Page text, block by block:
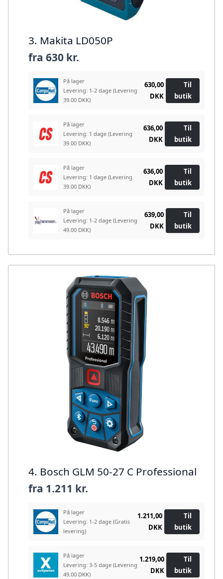
3. Makita LD050P
fra 630 kr.
På lager
Levering: 1-2 dage (Levering
39.00 DKK)
630,00
DKK
Til
butik
På lager
Levering: 1 dage (Levering
39.00 DKK)
636,00
DKK
Til
butik
På lager
Levering: 1 dage (Levering
39.00 DKK)
636,00
DKK
Til
butik
På lager
Levering: 1-2 dage (Levering
49.00 DKK)
639,00
DKK
Til
butik
4. Bosch GLM 50-27 C Professional
fra 1.211 kr.
På lager
Levering: 1-2 dage (Gratis
levering)
1.211,00
DKK
Til
butik
På lager
Levering: 3-5 dage (Levering
49.00 DKK)
1.219,00
DKK
Til
butik